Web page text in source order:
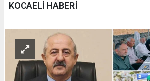
KOCAELİ HABERİ